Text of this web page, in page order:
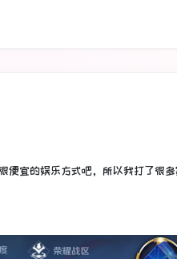
便宜的娱乐方式吧，所以我打了很